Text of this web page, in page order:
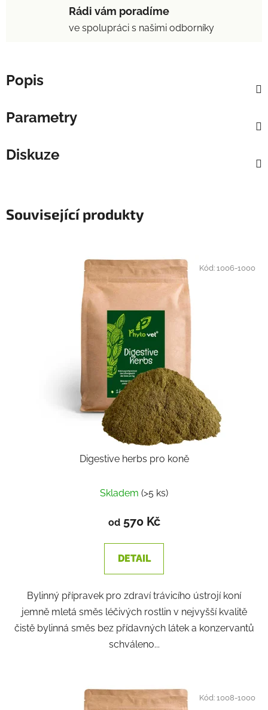
Rádi vám poradíme
ve spolupráci s našimi odborníky
Popis
Parametry
Diskuze
Související produkty
Digestive herbs pro koně
Skladem (>5 ks)
od570 Kč
DETAIL
Bylinný přípravek pro zdraví trávicího ústrojí koní
jemně mletá směs léčivých rostlin v nejvyšší kvalitě
čistě bylinná směs bez přídavných látek a konzervantů
schváleno...
Kód:1006-1000
Kód:1008-1000